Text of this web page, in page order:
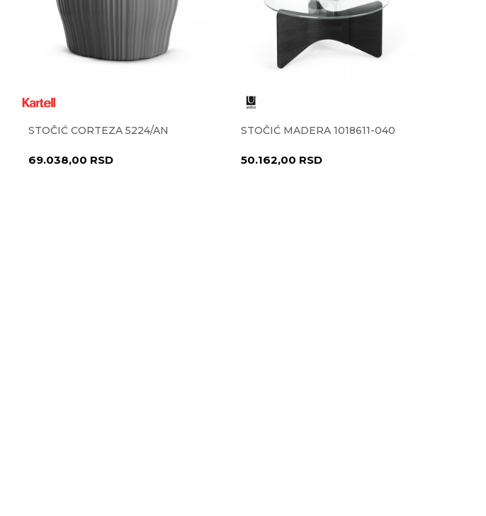
STOČIĆ CORTEZA 5224/AN
69.038,00 RSD
STOČIĆ MADERA 1018611-040
50.162,00 RSD